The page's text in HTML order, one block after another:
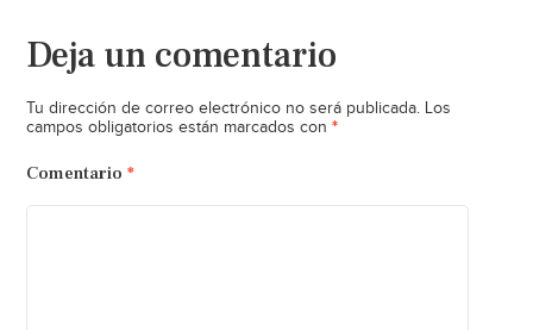
Deja un comentario
Tu dirección de correo electrónico no será publicada. Los
campos obligatorios están marcados con *
Comentario *